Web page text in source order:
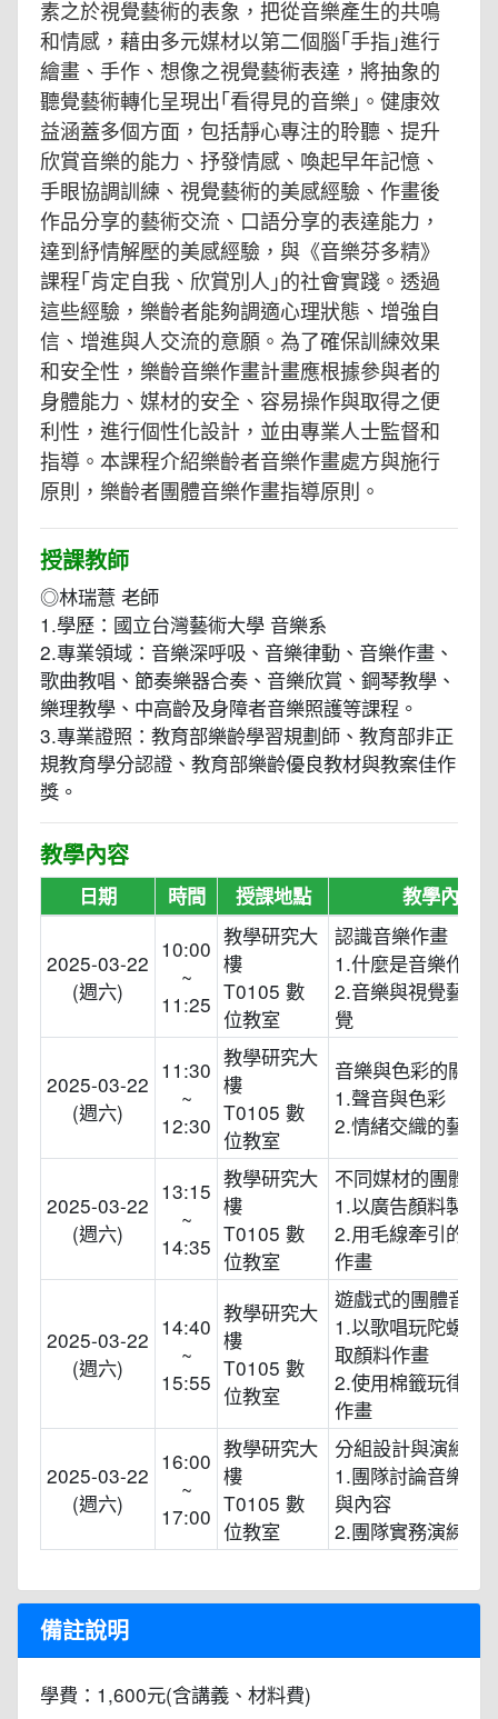
素之於視覺藝術的表象，把從音樂產生的共鳴
和情感，藉由多元媒材以第二個腦｢手指｣進行
繪畫、手作、想像之視覺藝術表達，將抽象的
聽覺藝術轉化呈現出｢看得見的音樂｣。健康效
益涵蓋多個方面，包括靜心專注的聆聽、提升
欣賞音樂的能力、抒發情感、喚起早年記憶、
手眼協調訓練、視覺藝術的美感經驗、作畫後
作品分享的藝術交流、口語分享的表達能力，
達到紓情解壓的美感經驗，與《音樂芬多精》
課程｢肯定自我、欣賞別人｣的社會實踐。透過
這些經驗，樂齡者能夠調適心理狀態、增強自
信、增進與人交流的意願。為了確保訓練效果
和安全性，樂齡音樂作畫計畫應根據參與者的
身體能力、媒材的安全、容易操作與取得之便
利性，進行個性化設計，並由專業人士監督和
指導。本課程介紹樂齡者音樂作畫處方與施行
原則，樂齡者團體音樂作畫指導原則。
授課教師
◎林瑞薏 老師
1.學歷：國立台灣藝術大學 音樂系
2.專業領域：音樂深呼吸、音樂律動、音樂作畫、
歌曲教唱、節奏樂器合奏、音樂欣賞、鋼琴教學、
樂理教學、中高齡及身障者音樂照護等課程。
3.專業證照：教育部樂齡學習規劃師、教育部非正
規教育學分認證、教育部樂齡優良教材與教案佳作
獎。
教學內容
日期 時間 授課地點 教學內容
2025-03-22
(週六)
10:00
~
11:25
教學研究大
樓
T0105 數
位教室
認識音樂作畫
1.什麼是音樂作畫
2.音樂與視覺藝術
覺
2025-03-22
(週六)
11:30
~
12:30
教學研究大
樓
T0105 數
位教室
音樂與色彩的關係
1.聲音與色彩
2.情緒交織的藝術
2025-03-22
(週六)
13:15
~
14:35
教學研究大
樓
T0105 數
位教室
不同媒材的團體音
1.以廣告顏料製作
2.用毛線牽引的方
作畫
2025-03-22
(週六)
14:40
~
15:55
教學研究大
樓
T0105 數
位教室
遊戲式的團體音樂
1.以歌唱玩陀螺的
取顏料作畫
2.使用棉籤玩律動
作畫
2025-03-22
(週六)
16:00
~
17:00
教學研究大
樓
T0105 數
位教室
分組設計與演練
1.團隊討論音樂作
與內容
2.團隊實務演練
備註說明
學費：1,600元(含講義、材料費)